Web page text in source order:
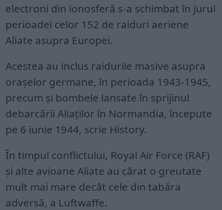
electroni din ionosferă s-a schimbat în jurul
perioadei celor 152 de raiduri aeriene
Aliate asupra Europei.
Acestea au inclus raidurile masive asupra
orașelor germane, în perioada 1943-1945,
precum și bombele lansate în sprijinul
debarcării Aliaților în Normandia, începute
pe 6 iunie 1944, scrie History.
În timpul conflictului, Royal Air Force (RAF)
și alte avioane Aliate au cărat o greutate
mult mai mare decât cele din tabăra
adversă, a Luftwaffe.